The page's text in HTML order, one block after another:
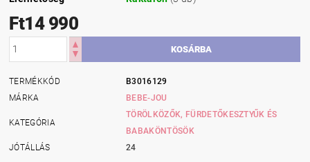
Ft14 990
TERMÉKKÓD
B3016129
MÁRKA
BEBE-JOU
KATEGÓRIA
TÖRÖLKÖZŐK, FÜRDETŐKESZTYŰK ÉS
BABAKÖNTÖSÖK
JÓTÁLLÁS
24